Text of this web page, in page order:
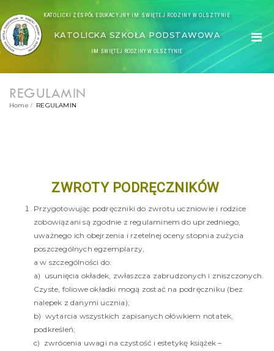
KATOLICKI ZESPÓŁ EDUKACYJNY IM. ŚWIĘTEJ RODZINY W OLSZTYNIE
KATOLICKA SZKOŁA PODSTAWOWA
IM. ŚWIĘTEJ RODZINY W OLSZTYNIE
REGULAMIN
Home REGULAMIN
ZWROTY PODRĘCZNIKÓW
Przygotowując podręczniki do zwrotu uczniowie i rodzice
zobowiązani są zgodnie z regulaminem do uprzedniego,
uważnego ich obejrzenia i rzetelnej oceny stopnia zużycia
poszczególnych egzemplarzy,
a w szczególności do:
a) usunięcia okładek, zwłaszcza zabrudzonych i zniszczonych.
Czyste, foliowe okładki mogą zostać na podręczniku (bez
nalepek z danymi ucznia);
b) wytarcia wszystkich zapisanych ołówkiem notatek,
podkreśleń;
c) zwrócenia uwagi na czystość i estetykę książek –